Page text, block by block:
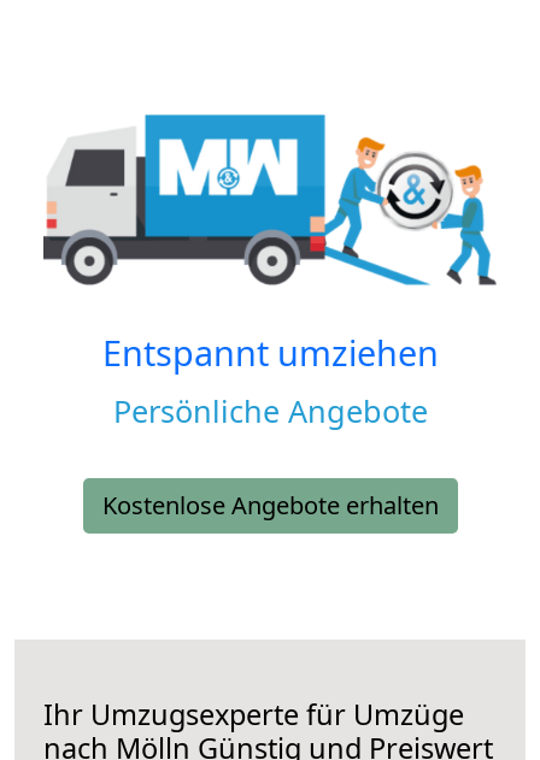
Entspannt umziehen
Persönliche Angebote
Kostenlose Angebote erhalten
Ihr Umzugsexperte für Umzüge
nach Mölln Günstig und Preiswert